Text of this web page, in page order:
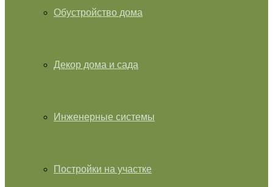
Обустройство дома
Декор дома и сада
Инженерные системы
Постройки на участке